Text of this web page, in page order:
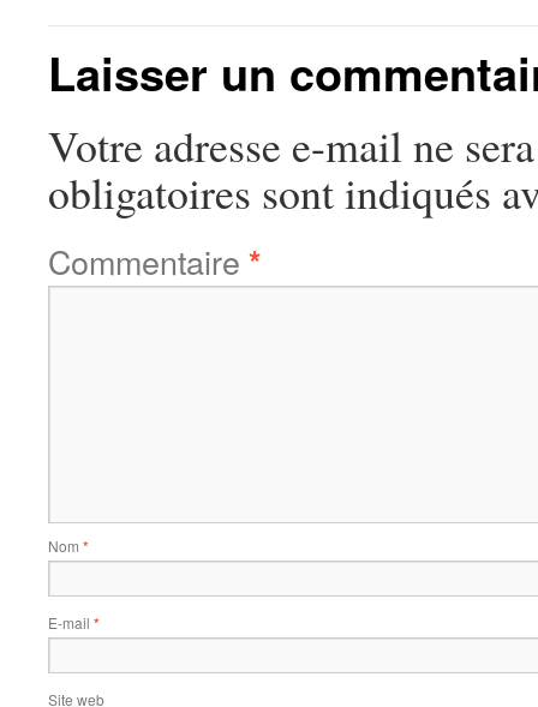
Laisser un
Votre adresse e-mail ne
obligatoires sont indiqués
Commentaire *
Nom *
E-mail *
Site web